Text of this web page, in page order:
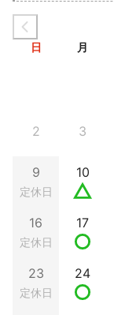
日 月
2 3
9
定休日
10
16
定休日
17
23
定休日
24